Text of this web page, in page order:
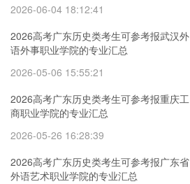
2026-06-04 18:12:41
2026高考广东历史类考生可参考报武汉外
语外事职业学院的专业汇总
2026-05-06 15:55:21
2026高考广东历史类考生可参考报重庆工
商职业学院的专业汇总
2026-05-26 16:28:39
2026高考广东历史类考生可参考报广东省
外语艺术职业学院的专业汇总